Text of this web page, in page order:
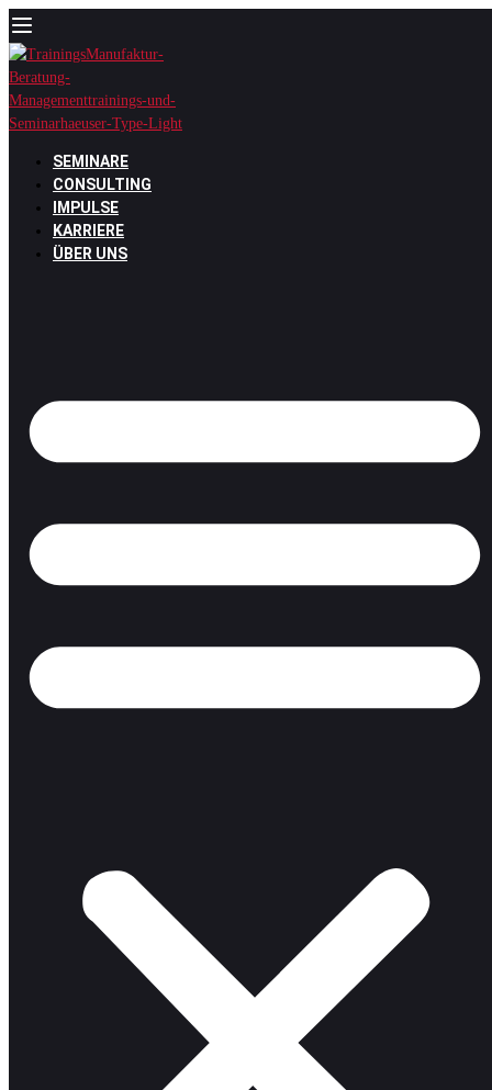
Zum
Inhalt
springen
SEMINARE
CONSULTING
IMPULSE
KARRIERE
ÜBER UNS